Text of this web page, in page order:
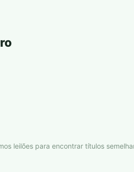
leilões para encontrar títulos